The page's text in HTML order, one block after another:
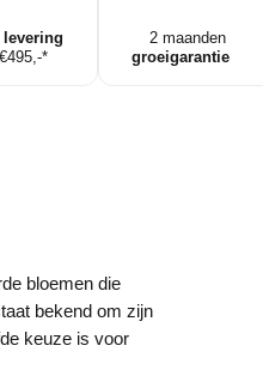
levering
*
2 maanden
groeigarantie
bloemen die
bekend om zijn
keuze is voor